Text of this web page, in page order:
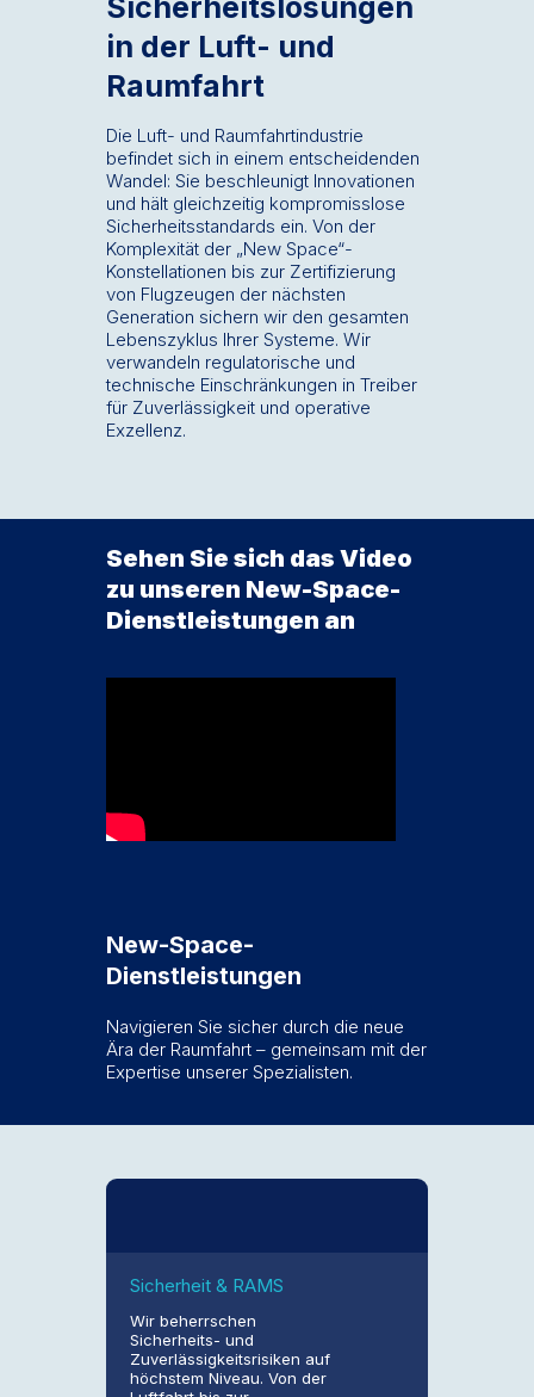
Sicherheitslösungen
in der Luft- und
Raumfahrt
Die Luft- und Raumfahrtindustrie
befindet sich in einem entscheidenden
Wandel: Sie beschleunigt Innovationen
und hält gleichzeitig kompromisslose
Sicherheitsstandards ein. Von der
Komplexität der „New Space“-
Konstellationen bis zur Zertifizierung
von Flugzeugen der nächsten
Generation sichern wir den gesamten
Lebenszyklus Ihrer Systeme. Wir
verwandeln regulatorische und
technische Einschränkungen in Treiber
für Zuverlässigkeit und operative
Exzellenz.
Sehen Sie sich das Video
zu unseren New-Space-
Dienstleistungen an
New-Space-
Dienstleistungen
Navigieren Sie sicher durch die neue
Ära der Raumfahrt – gemeinsam mit der
Expertise unserer Spezialisten.
Sicherheit & RAMS
Wir beherrschen
Sicherheits- und
Zuverlässigkeitsrisiken auf
höchstem Niveau. Von der